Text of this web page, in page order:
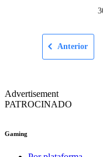
Anterior
Advertisement
PATROCINADO
Gaming